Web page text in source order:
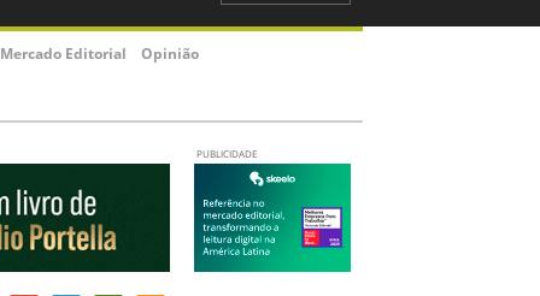
Mercado Editorial Opinião
PUBLICIDADE